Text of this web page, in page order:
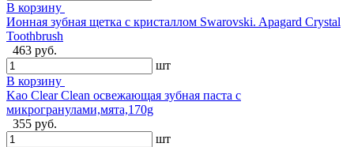
В корзину
Ионная зубная щетка с кристаллом Swarovski. Apagard Crystal
Toothbrush
463 руб.
шт
В корзину
Kao Clear Clean освежающая зубная паста с
микрогранулами,мята,170g
355 руб.
шт